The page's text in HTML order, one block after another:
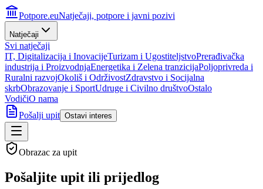
Potpore.euNatječaji, potpore i javni pozivi
Natječaji
Svi natječaji
IT, Digitalizacija i InovacijeTurizam i UgostiteljstvoPrerađivačka
industrija i ProizvodnjaEnergetika i Zelena tranzicijaPoljoprivreda i
Ruralni razvojOkoliš i OdrživostZdravstvo i Socijalna
skrbObrazovanje i SportUdruge i Civilno društvoOstalo
VodičiO nama
Pošalji upit Ostavi interes
Obrazac za upit
Pošaljite upit ili prijedlog